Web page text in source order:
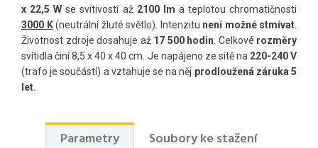
x 22,5 W se svítivostí až 2100 lm a teplotou chromatičnosti
3000 K(neutrální žluté světlo). Intenzitu není možné stmívat
Životnost zdroje dosahuje až 17 500 hodin . Celkové rozměry
svítidla činí 8,5 x 40 x 40 cm. Je napájeno ze sítě na 220-240 V
(trafo je součástí) a vztahuje se na něj prodloužená záruka 5
let
Parametry
Soubory ke stažení